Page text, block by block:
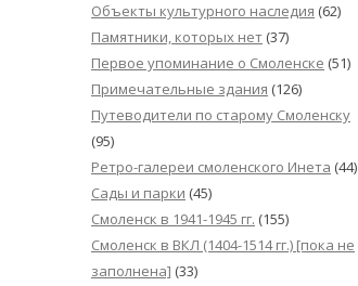
Объекты культурного наследия (62)
Памятники, которых нет (37)
Первое упоминание о Смоленске (51)
Примечательные здания (126)
Путеводители по старому Смоленску
(95)
Ретро-галереи смоленского Инета (44)
Сады и парки (45)
Смоленск в 1941-1945 гг. (155)
Смоленск в ВКЛ (1404-1514 гг.) [пока не
заполнена] (33)